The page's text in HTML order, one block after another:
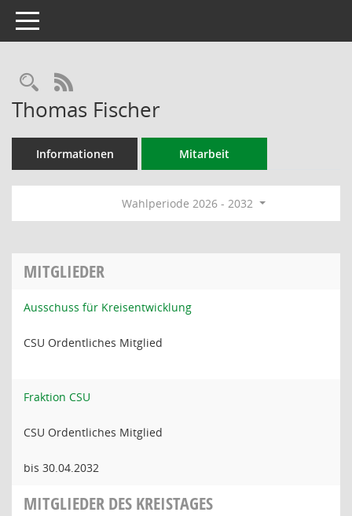
Toggle navigation
Rechercheauswahl
RSS-Feed
Thomas Fischer
Informationen Mitarbeit
Wahlperiode 2026 - 2032
MITGLIEDER
Ausschuss für Kreisentwicklung
CSU Ordentliches Mitglied
Fraktion CSU
CSU Ordentliches Mitglied
bis 30.04.2032
MITGLIEDER DES KREISTAGES